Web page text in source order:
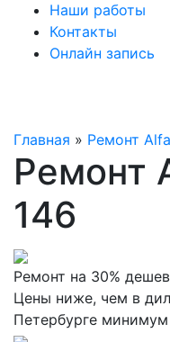
Наши работы
Контакты
Онлайн запись
Главная » Ремонт
Ремонт
146
Ремонт на 30%
Цены ниже, чем в
Петербурге